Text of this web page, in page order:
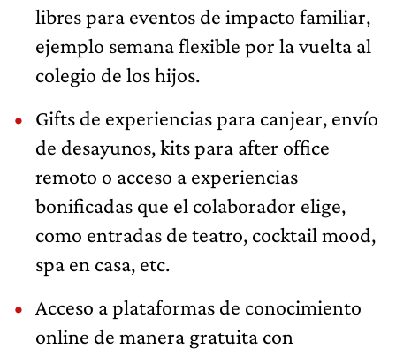
libres para eventos de impacto familiar,
ejemplo semana flexible por la vuelta al
colegio de los hijos.
Gifts de experiencias para canjear, envío
de desayunos, kits para after office
remoto o acceso a experiencias
bonificadas que el colaborador elige,
como entradas de teatro, cocktail mood,
spa en casa, etc.
Acceso a plataformas de conocimiento
online de manera gratuita con